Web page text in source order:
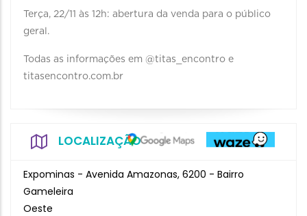
Terça, 22/11 às 12h: abertura da venda para o público
geral.
Todas as informações em @titas_encontro e
titasencontro.com.br
LOCALIZAÇÃO
Expominas - Avenida Amazonas, 6200 - Bairro
Gameleira
Oeste